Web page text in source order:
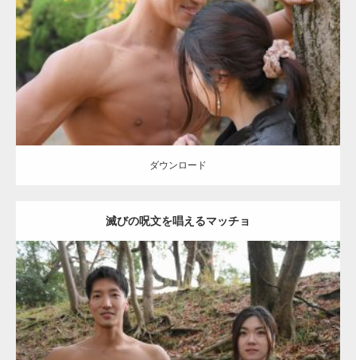
Category:公園のマッチョ その他 AKIHITO(細マッチョ) 大胸筋 肩 腹
筋
ダウンロード
ダウンロード
滅びの呪文を唱えるマッチョ
Update:2021.07.8
Category:公園のマッチョ その他 AKIHITO(細マッチョ) 大胸筋 腹筋
【YouTube】マッチョフリー素材メンバーが
ギネス世界記録…
【TV】TBS番組「ひるおび」にてマッスルプ
ラスが紹介されま…
TOKYO FMラジオ番組「ONE MORNING」
で紹介さ…